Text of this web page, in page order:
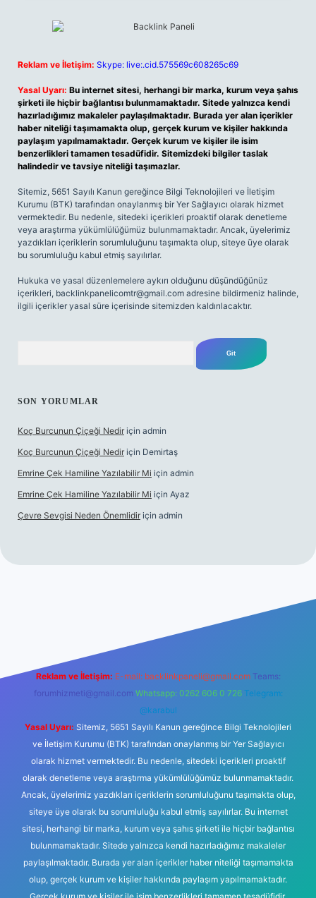
Reklam ve İletişim: Skype: live:.cid.575569c608265c69
Yasal Uyarı: Bu internet sitesi, herhangi bir marka, kurum veya şahıs
şirketi ile hiçbir bağlantısı bulunmamaktadır. Sitede yalnızca kendi
hazırladığımız makaleler paylaşılmaktadır. Burada yer alan içerikler
haber niteliği taşımamakta olup, gerçek kurum ve kişiler hakkında
paylaşım yapılmamaktadır. Gerçek kurum ve kişiler ile isim
benzerlikleri tamamen tesadüfidir. Sitemizdeki bilgiler taslak
halindedir ve tavsiye niteliği taşımazlar.
Sitemiz, 5651 Sayılı Kanun gereğince Bilgi Teknolojileri ve İletişim
Kurumu (BTK) tarafından onaylanmış bir Yer Sağlayıcı olarak hizmet
vermektedir. Bu nedenle, sitedeki içerikleri proaktif olarak denetleme
veya araştırma yükümlülüğümüz bulunmamaktadır. Ancak, üyelerimiz
yazdıkları içeriklerin sorumluluğunu taşımakta olup, siteye üye olarak
bu sorumluluğu kabul etmiş sayılırlar.
Hukuka ve yasal düzenlemelere aykırı olduğunu düşündüğünüz
içerikleri, backlinkpanelicomtr@gmail.com adresine bildirmeniz halinde,
ilgili içerikler yasal süre içerisinde sitemizden kaldırılacaktır.
SON YORUMLAR
Koç Burcunun Çiçeği Nedir için admin
Koç Burcunun Çiçeği Nedir için Demirtaş
Emrine Çek Hamiline Yazılabilir Mi için admin
Emrine Çek Hamiline Yazılabilir Mi için Ayaz
Çevre Sevgisi Neden Önemlidir için admin
Reklam ve İletişim: E-mail: backlinkpaneli@gmail.com Teams:
forumhizmeti@gmail.com Whatsapp: 0262 606 0 726 Telegram:
@karabul
Yasal Uyarı: Sitemiz, 5651 Sayılı Kanun gereğince Bilgi Teknolojileri
ve İletişim Kurumu (BTK) tarafından onaylanmış bir Yer Sağlayıcı
olarak hizmet vermektedir. Bu nedenle, sitedeki içerikleri proaktif
olarak denetleme veya araştırma yükümlülüğümüz bulunmamaktadır.
Ancak, üyelerimiz yazdıkları içeriklerin sorumluluğunu taşımakta olup,
siteye üye olarak bu sorumluluğu kabul etmiş sayılırlar. Bu internet
sitesi, herhangi bir marka, kurum veya şahıs şirketi ile hiçbir bağlantısı
bulunmamaktadır. Sitede yalnızca kendi hazırladığımız makaleler
paylaşılmaktadır. Burada yer alan içerikler haber niteliği taşımamakta
olup, gerçek kurum ve kişiler hakkında paylaşım yapılmamaktadır.